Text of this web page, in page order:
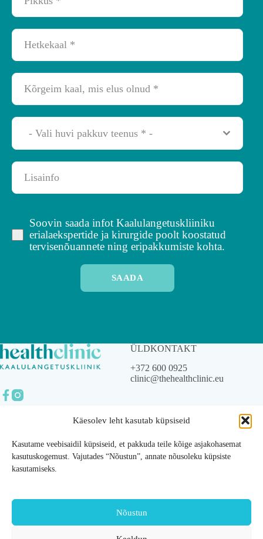
Käesolev leht kasutab küpsiseid
Kasutame veebisaidil küpsiseid, et pakkuda teile kõige asjakohasemat
kasutuskogemust. Vajutades “Nõustun”, annate nõusoleku küpsiste
kasutamiseks.
Nõustun
- Vali huvi pakkuv teenus * -
Soovin saada infot Kaalulangetuskliiniku
erialaekspertide ja kirurgide poolt koostatud
tervisenõuannete ning eripakkumiste kohta.
SAADA
OÜ.
ÜLDKONTAKT
+372 600 0925
clinic@thehealthclinic.eu
Ettevõttest Teenused